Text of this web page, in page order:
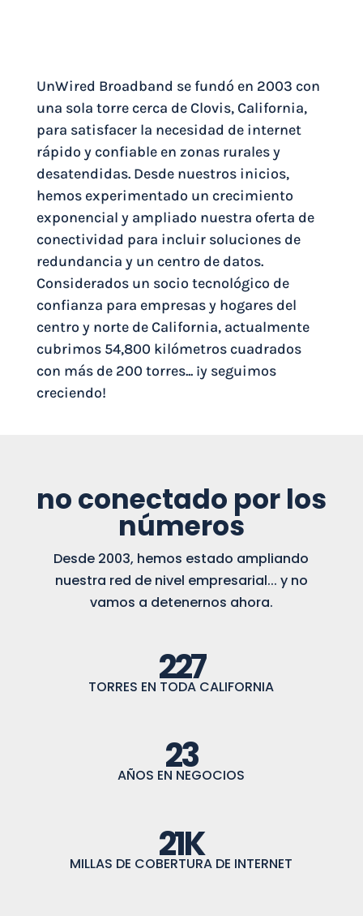
UnWired Broadband se fundó en 2003 con
una sola torre cerca de Clovis, California,
para satisfacer la necesidad de internet
rápido y confiable en zonas rurales y
desatendidas. Desde nuestros inicios,
hemos experimentado un crecimiento
exponencial y ampliado nuestra oferta de
conectividad para incluir soluciones de
redundancia y un centro de datos.
Considerados un socio tecnológico de
confianza para empresas y hogares del
centro y norte de California, actualmente
cubrimos 54,800 kilómetros cuadrados
con más de 200 torres... ¡y seguimos
creciendo!
no conectado por los
números
Desde 2003, hemos estado ampliando
nuestra red de nivel empresarial... y no
vamos a detenernos ahora.
227
TORRES EN TODA CALIFORNIA
23
AÑOS EN NEGOCIOS
21
MILLAS DE COBERTURA DE INTERNET